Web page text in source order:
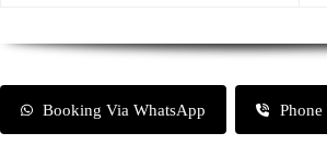
Booking Via WhatsApp Phone